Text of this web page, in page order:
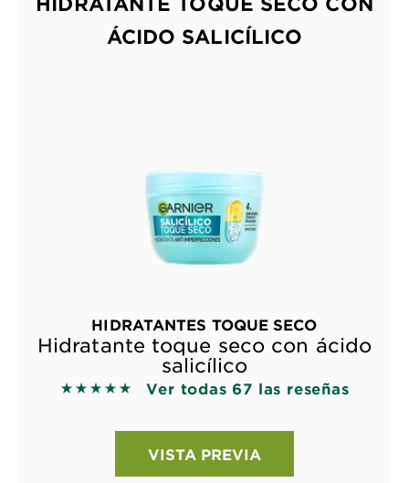
ÁCIDO SALICÍLICO
HIDRATANTES TOQUE SECO
Hidratante toque seco con ácido
salicílico
5 out of 5 stars based on reviews
Ver todas 67 las reseñas
VISTA PREVIA